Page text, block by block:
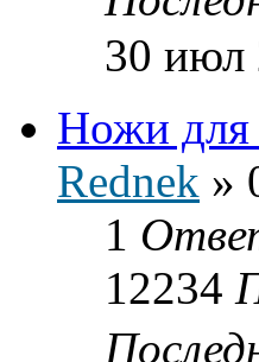
30 июл
Ножи для
Rednek »
1
12234